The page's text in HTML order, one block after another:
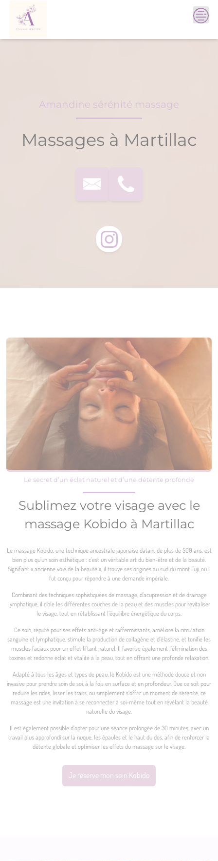
content
Amandine sérénité massage
Massages à Martillac
Le secret d’un éclat naturel et d’une détente profonde
Sublimez votre visage avec le
massage Kobido à Martillac
Le massage Kobido, une technique ancestrale japonaise datant de plus de 500 ans, est
bien plus qu’un soin esthétique : c’est un véritable art du bien-être et de la beauté.
Signifiant « ancienne voie de la beauté », il trouve ses origines au sud du mont Fuji, où il
fut conçu pour répondre à une demande impériale.
Combinant des techniques sophistiquées de massage, d’acupression et de drainage
lymphatique, il cible les différentes couches de la peau et des muscles pour revitaliser
le visage, tout en rétablissant l’équilibre énergétique du corps.
Ce soin, réputé pour ses effets anti-âge et raffermissants, améliore la circulation
sanguine et lymphatique, stimule la production de collagène et d’élastine, et tonifie les
muscles faciaux pour un effet liftant naturel. Il favorise également l’élimination des
toxines et redonne éclat et vitalité à la peau, tout en offrant une profonde relaxation.
Adapté à tous les âges et types de peau, le Kobido est une méthode douce et non
invasive pour prendre soin de soi, à la fois en surface et en profondeur. Que ce soit pour
réduire les rides, lisser les traits, ou simplement s’offrir un moment de sérénité, ce
massage est une invitation à se reconnecter à soi-même tout en révélant la beauté
naturelle du visage.
Il est également possible d’opter pour une séance prolongée de 30 minutes, avec un
travail plus approfondi sur la nuque, les épaules et le haut du dos, afin de renforcer la
détente globale et optimiser les effets du massage sur le visage.
Je réserve mon soin Kobido